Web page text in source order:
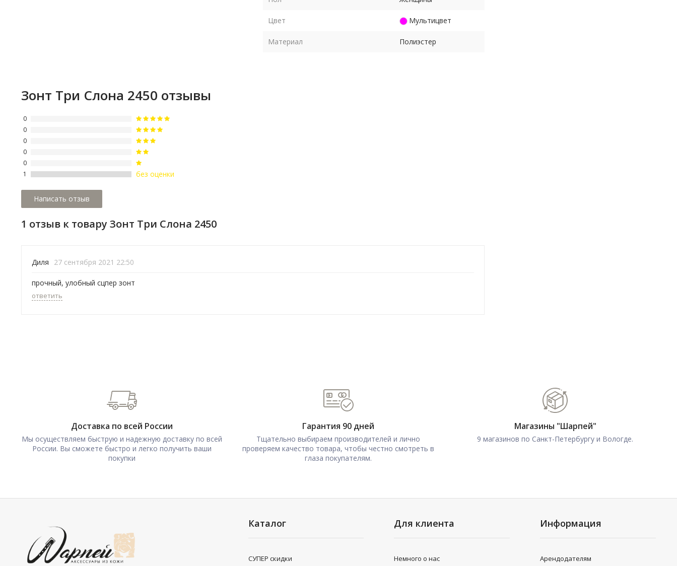
Цвет Мультицвет
Материал Полиэстер
Зонт Три Слона 2450 отзывы
0
0
0
0
0
1
без оценки
1 отзыв к товару Зонт Три Слона 2450
Диля 27 сентября 2021 22:50
прочный, улобный сцпер зонт
ответить
Доставка по всей России
Мы осуществляем быструю и надежную доставку по всей
России. Вы сможете быстро и легко получить ваши
покупки
Гарантия 90 дней
Тщательно выбираем производителей и лично
проверяем качество товара, чтобы честно смотреть в
глаза покупателям.
Магазины "Шарпей"
9 магазинов по Санкт-Петербургу и Вологде.
Каталог
СУПЕР скидки
Для клиента
Немного о нас
Информация
Арендодателям